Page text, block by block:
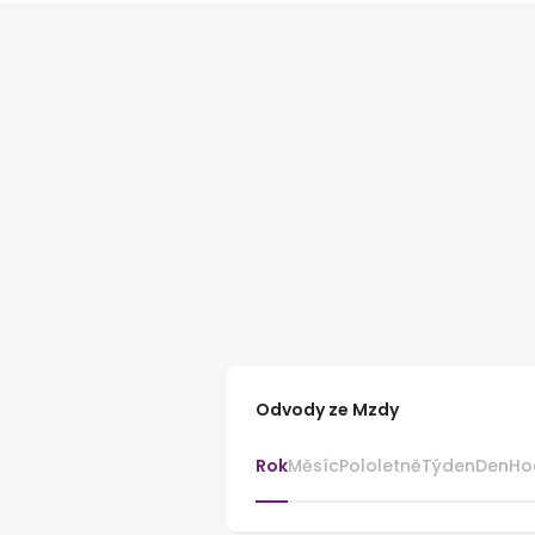
Odvody ze Mzdy
RokMěsícPololetněTýdenDen